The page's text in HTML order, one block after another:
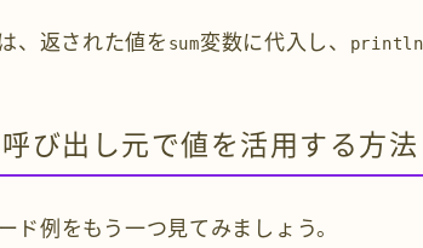
、返された値を sum変数に代入し、 println
び出し元で値を活用する方法
ド例をもう一つ見てみましょう。